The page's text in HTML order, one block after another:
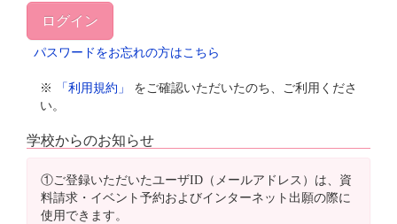
パスワードをお忘れの方はこちら
※ 「利用規約」
をご確認いただいたのち、ご利用くださ
い。
学校からのお知らせ
①ご登録いただいたユーザID（メールアドレス）は、資
料請求・イベント予約およびインターネット出願の際に
使用できます。